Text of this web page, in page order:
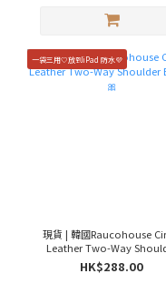
一袋三用🤍放到iPad 防水💜
現貨 | 韓國Raucohouse
Leather Two-Way
Bag 🖤🎀
HK$288.00